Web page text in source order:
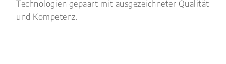
Technologien gepaart mit ausgezeichneter Qualität
und Kompetenz.